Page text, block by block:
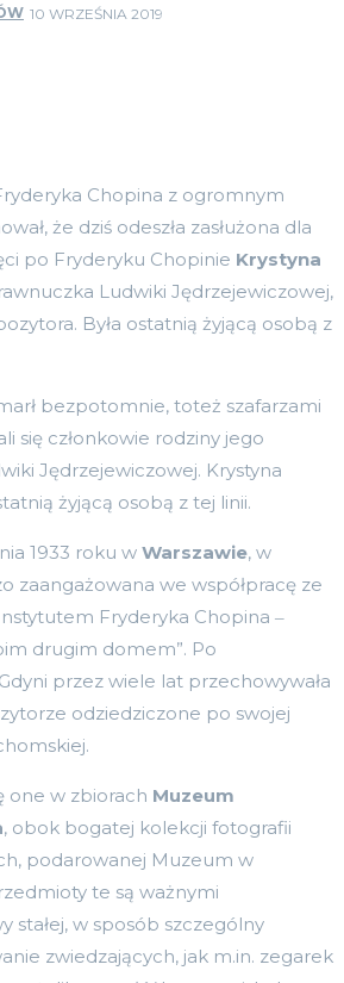
10 WRZEŚNIA 2019
Chopina z ogromnym
że dziś odeszła zasłużona dla
po Fryderyku Chopinie Krystyna
Ludwiki Jędrzejewiczowej,
Była ostatnią żyjącą osobą z
bezpotomnie, toteż szafarzami
się członkowie rodziny jego
Jędrzejewiczowej. Krystyna
żyjącą osobą z tej linii.
1933 roku w Warszawie, w
zaangażowana we współpracę ze
Fryderyka Chopina ‒
drugim domem”. Po
przez wiele lat przechowywała
odziedziczone po swojej
one w zbiorach Muzeum
, obok bogatej kolekcji fotografii
podarowanej Muzeum w
te są ważnymi
stałej, w sposób szczególny
zwiedzających, jak m.in. zegarek